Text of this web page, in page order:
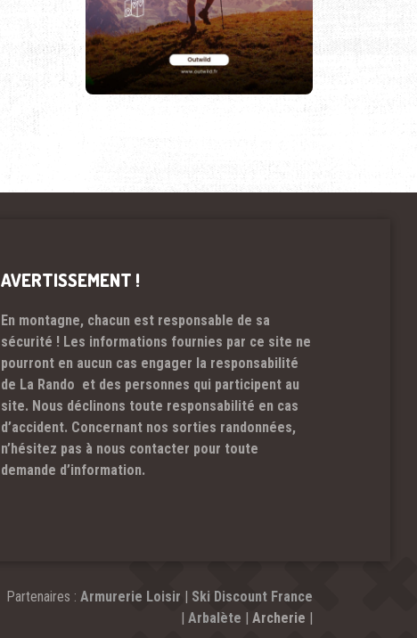
AVERTISSEMENT !
En montagne, chacun est responsable de sa
sécurité ! Les informations fournies par ce site ne
pourront en aucun cas engager la responsabilité
de La Rando et des personnes qui participent au
site. Nous déclinons toute responsabilité en cas
d’accident. Concernant nos sorties randonnées,
n’hésitez pas à nous contacter pour toute
demande d’information.
Partenaires : Armurerie Loisir
Ski Discount France
Arbalète Archerie